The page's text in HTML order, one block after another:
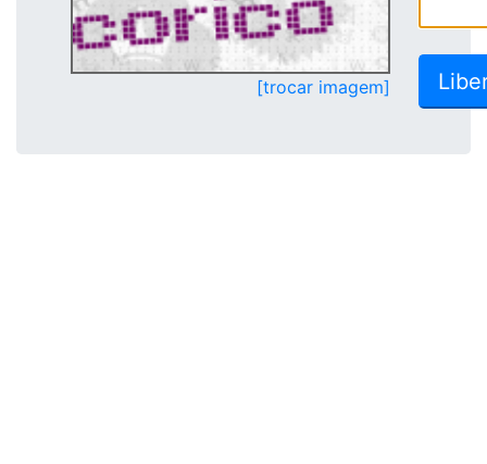
[trocar imagem]